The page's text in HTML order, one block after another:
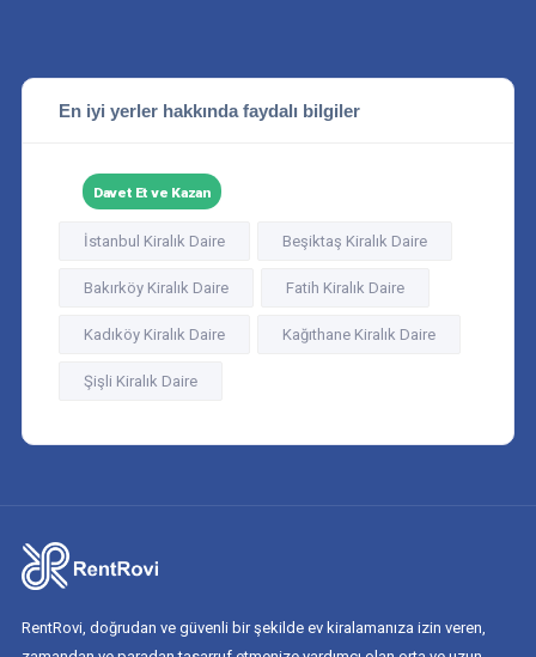
En iyi yerler hakkında faydalı bilgiler
Davet Et ve Kazan
İstanbul Kiralık Daire Beşiktaş Kiralık Daire
Bakırköy Kiralık Daire Fatih Kiralık Daire
Kadıköy Kiralık Daire Kağıthane Kiralık Daire
Şişli Kiralık Daire
RentRovi, doğrudan ve güvenli bir şekilde ev kiralamanıza izin veren,